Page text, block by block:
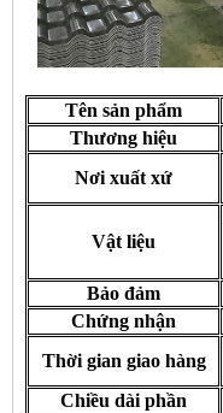
Tên sản phẩm
Thương hiệu
Nơi xuất xứ
Vật liệu
Bảo đảm
Chứng nhận
Thời gian giao hàng
Chiều dài phần